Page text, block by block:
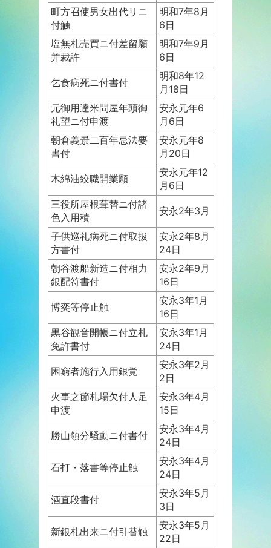
町方召使男女出代リニ
付触
明和7年8月
6日
塩無札売買ニ付差留願
并裁許
明和7年9月
6日
乞食病死ニ付書付
明和8年12
月18日
元御用達米問屋年頭御
礼望ニ付申渡
安永元年6
月6日
朝倉義景二百年忌法要
書付
安永元年8
月20日
木綿油絞職開業願
安永元年12
月6日
三役所屋根葺替ニ付諸
色入用積
安永2年3月
子供巡礼病死ニ付取扱
方書付
安永2年8月
24日
朝谷渡船新造ニ付相力
銀配符書付
安永2年9月
16日
博奕等停止触
安永3年1月
16日
黒谷観音開帳ニ付立札
免許書付
安永3年1月
24日
困窮者施行入用銀覚
安永3年2月
2日
火事之節札場欠付人足
申渡
安永3年4月
15日
勝山領分騒動ニ付書付
安永3年4月
24日
石打・落書等停止触
安永3年4月
24日
酒直段書付
安永3年5月
3日
新銀札出来ニ付引替触
安永3年5月
22日